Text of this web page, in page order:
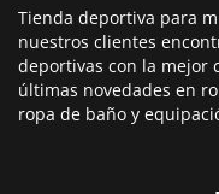
Tienda deportiva para
nuestros clientes
deportivas con la mejor
últimas novedades en
ropa de baño y